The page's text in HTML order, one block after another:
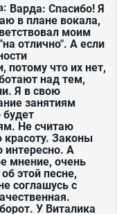
Варда: Спасибо! Я
в плане вокала,
моим
отлично". А если
потому что их нет,
над тем,
Я в свою
занятиям
будет
Не считаю
Законы
интересно. А
мнение, очень
этой песне,
соглашусь с
У Виталика